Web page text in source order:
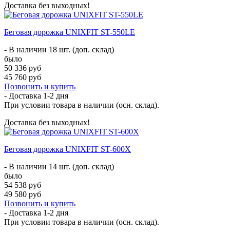
Доставка без выходных!
Беговая дорожка UNIXFIT ST-550LE
- В наличии 18 шт. (доп. склад)
было
50 336 руб
45 760 руб
Позвонить и купить
- Доставка 1-2 дня
При условии товара в наличии (осн. склад).
Доставка без выходных!
Беговая дорожка UNIXFIT ST-600X
- В наличии 14 шт. (доп. склад)
было
54 538 руб
49 580 руб
Позвонить и купить
- Доставка 1-2 дня
При условии товара в наличии (осн. склад).